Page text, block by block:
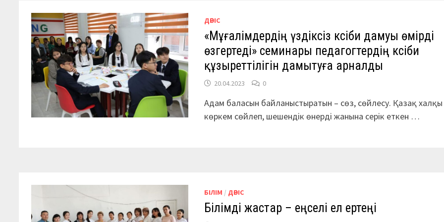
ДӘРІС
«Мұғалімдердің үздіксіз кәсіби дамуы өмірді
өзгертеді» семинары педагогтердің кәсіби
құзыреттілігін дамытуға арналды
20.04.2023 0
Адам баласын байланыстыратын – сөз, сөйлесу. Қазақ халқы
көркем сөйлеп, шешендік өнерді жанына серік еткен …
БІЛІМ / ДӘРІС
Білімді жастар – еңселі ел ертеңі